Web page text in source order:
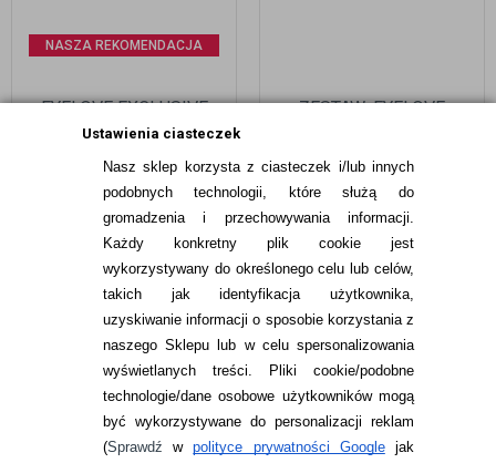
Ustawienia ciasteczek
Nasz sklep korzysta z ciasteczek i/lub innych
podobnych technologii, które służą do
gromadzenia i przechowywania informacji.
Każdy konkretny plik cookie jest
wykorzystywany do określonego celu lub celów,
takich jak identyfikacja użytkownika,
uzyskiwanie informacji o sposobie korzystania z
naszego Sklepu lub w celu spersonalizowania
wyświetlanych treści.
Pliki cookie/podobne
technologie/dane osobowe użytkowników mogą
być wykorzystywane do personalizacji reklam
(Sprawdźwpolityce prywatności Googlejak
NASZA REKOMENDACJA
EYELOVE EXCLUSIVE
PRO TORIC 3 SZT.
89,99pln
ZESTAW: EYELOVE
59,48 pln
INFORMACJE KONTAKTOWE
JAK ZAMAWIAĆ?
ZWROTY I REKLAMACJA